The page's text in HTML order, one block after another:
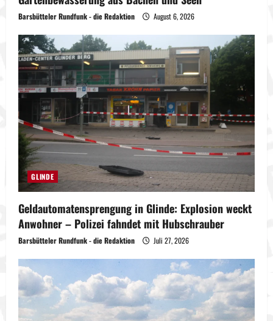
Barsbütteler Rundfunk - die Redaktion August 6, 2026
GLINDE
Geldautomatensprengung in Glinde: Explosion weckt
Anwohner – Polizei fahndet mit Hubschrauber
Barsbütteler Rundfunk - die Redaktion Juli 27, 2026